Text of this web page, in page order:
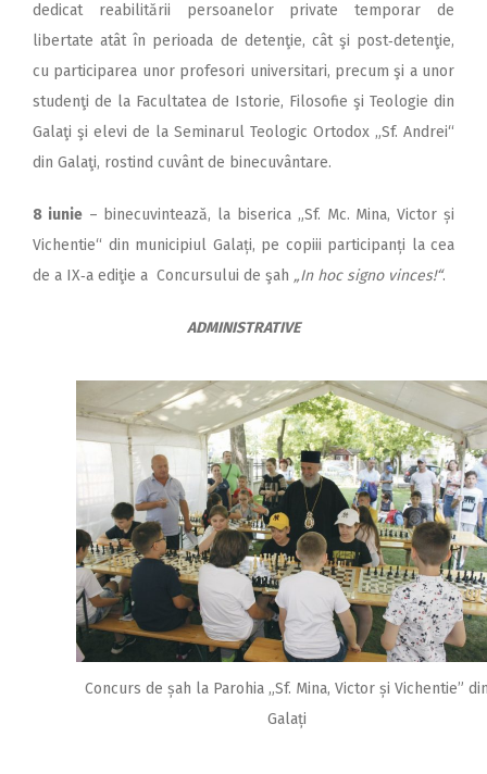
dedicat reabilitării persoanelor private temporar de
libertate atât în perioada de detenţie, cât şi post‑detenţie,
cu participarea unor profesori universitari, precum şi a unor
studenţi de la Facultatea de Istorie, Filosofie şi Teologie din
Galaţi şi elevi de la Seminarul Teologic Ortodox „Sf. Andrei“
din Galaţi, rostind cuvânt de binecuvântare.
8 iunie– binecuvintează, la biserica „Sf. Mc. Mina, Victor și
Vichentie“ din municipiul Galați, pe copiii participanți la cea
de a IX‑a ediţie a Concursului de şah „In hoc signo vinces!“.
ADMINISTRATIVE
Concurs de șah la Parohia „Sf. Mina, Victor și Vichentie”
Galați